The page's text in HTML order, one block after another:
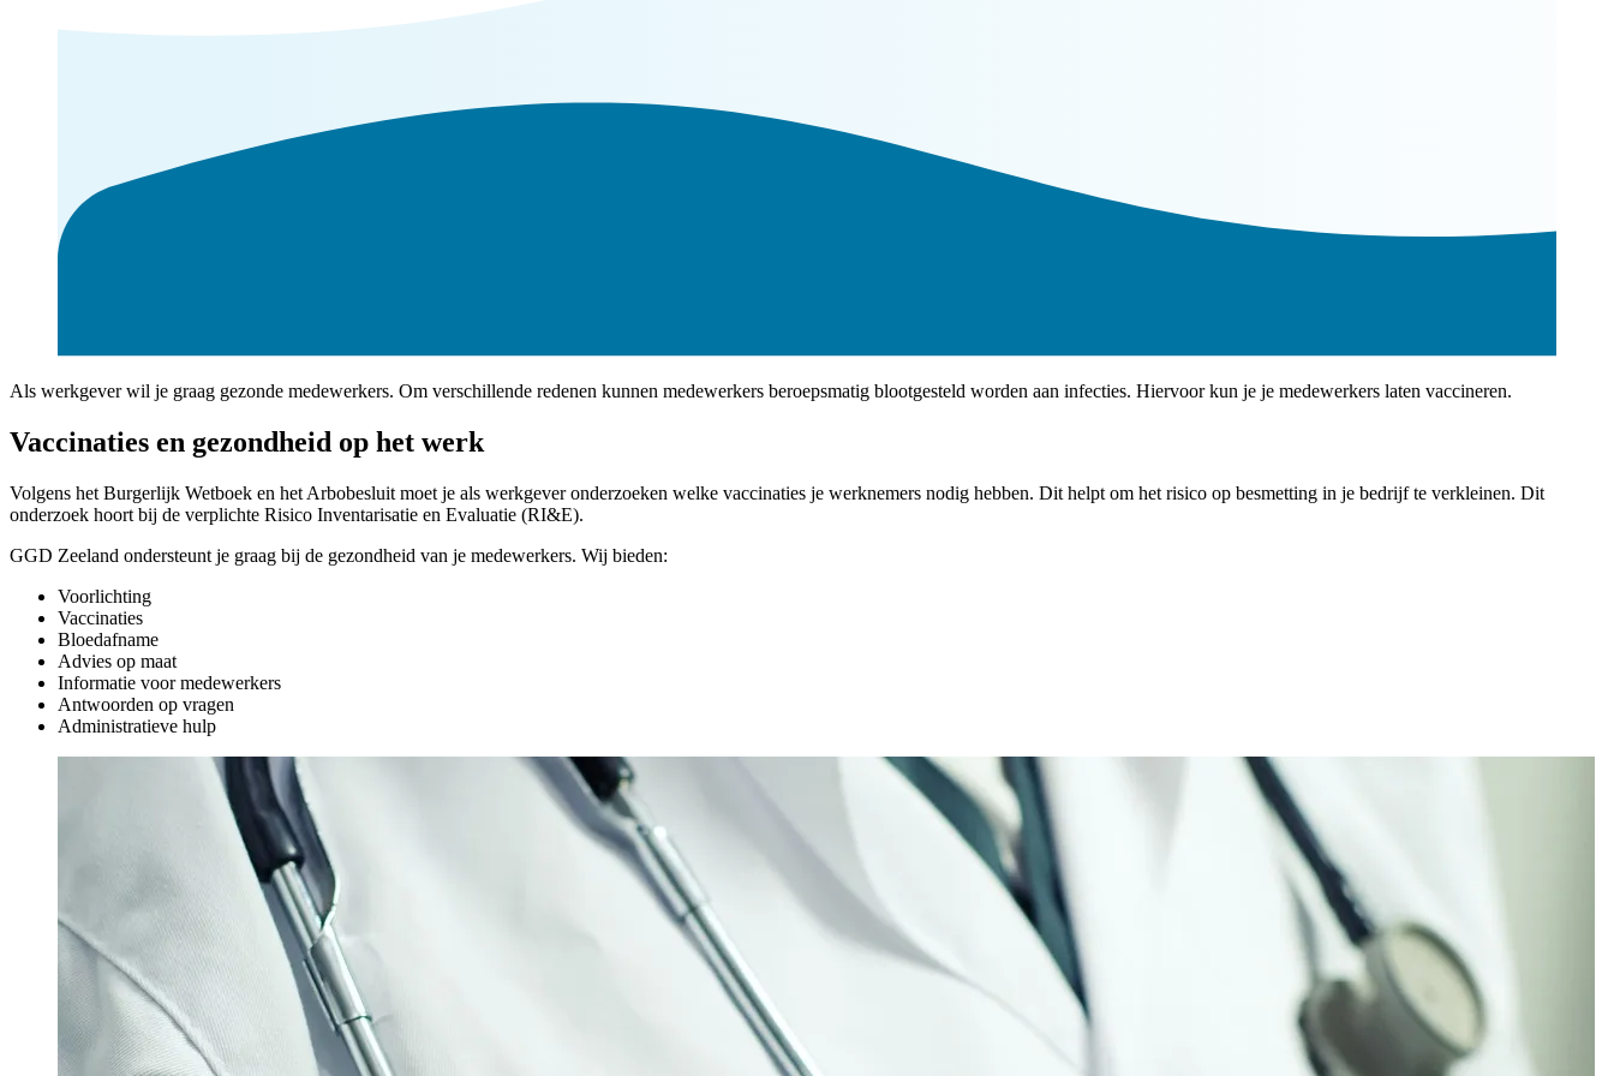
Als werkgever wil je graag gezonde medewerkers. Om verschillende redenen kunnen medewerkers beroepsmatig blootgesteld worden aan infecties. Hiervoor kun je je medewerkers laten vaccineren.
Vaccinaties en gezondheid op het werk
Volgens het Burgerlijk Wetboek en het Arbobesluit moet je als werkgever onderzoeken welke vaccinaties je werknemers nodig hebben. Dit helpt om het risico op besmetting in je bedrijf te verkleinen. Dit
onderzoek hoort bij de verplichte Risico Inventarisatie en Evaluatie (RI&E).
GGD Zeeland ondersteunt je graag bij de gezondheid van je medewerkers. Wij bieden:
Voorlichting
Vaccinaties
Bloedafname
Advies op maat
Informatie voor medewerkers
Antwoorden op vragen
Administratieve hulp